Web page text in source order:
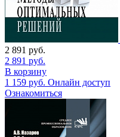
2 891 руб.
2 891 руб.
В корзину
1 159 руб. Онлайн доступ
Ознакомиться